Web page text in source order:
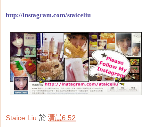
http://instagram.com/staiceliu
Staice Liu 於 清晨6:52